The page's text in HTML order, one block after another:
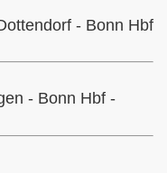
- Bonn Hbf
- Bonn Hbf -